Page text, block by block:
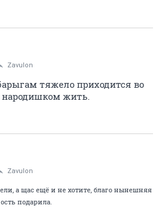
Zavulon
тяжело приходится во
народишком жить.
Zavulon
а щас ещё и не хотите, благо нынешняя
подарила.